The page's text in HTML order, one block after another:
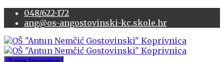
048/622-172
ang@os-angostovinski-kc.skole.hr